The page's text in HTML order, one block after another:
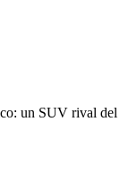
un SUV rival del